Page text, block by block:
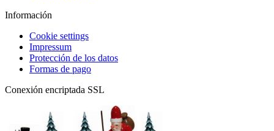
Información
Cookie settings
Impressum
Protección de los datos
Formas de pago
Conexión encriptada SSL